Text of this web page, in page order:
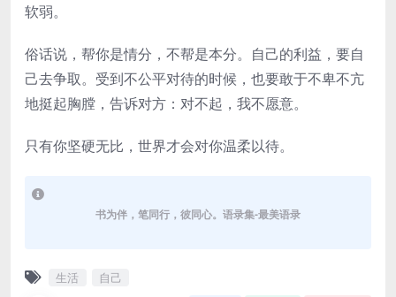
软弱。
俗话说，帮你是情分，不帮是本分。自己的利益，要自
己去争取。受到不公平对待的时候，也要敢于不卑不亢
地挺起胸膛，告诉对方：对不起，我不愿意。
只有你坚硬无比，世界才会对你温柔以待。
书为伴，笔同行，彼同心。语录集-最美语录
生活 自己